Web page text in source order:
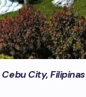
City, Filipinas